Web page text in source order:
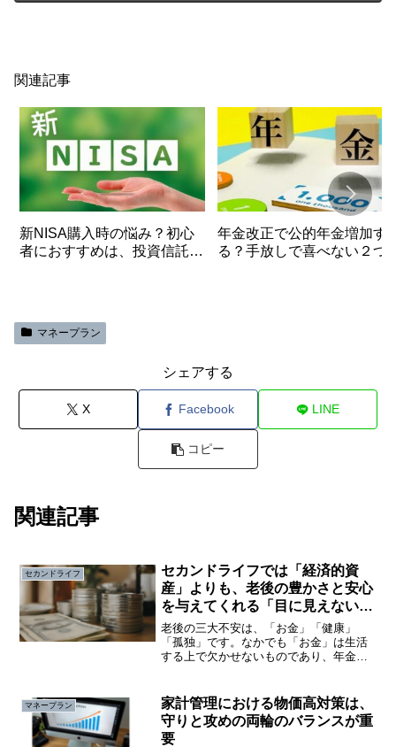
関連記事
新NISA購入時の悩み？初心
者におすすめは、投資信託？
年金改正で公的年金増加す
る？手放しで喜べない２つ
マネープラン
シェアする
X Facebook LINE
コピー
関連記事
セカンドライフ
セカンドライフでは「経済的資
産」よりも、老後の豊かさと安心
を与えてくれる「目に見えない資
産」が大事
老後の三大不安は、「お金」「健康」
「孤独」です。なかでも「お金」は生活
する上で欠かせないものであり、年金だ
す。現在、日本社会は急速な高齢化を迎
えており、老後の生活設計は個...
マネープラン
家計管理における物価高対策は、
守りと攻めの両輪のバランスが重
要